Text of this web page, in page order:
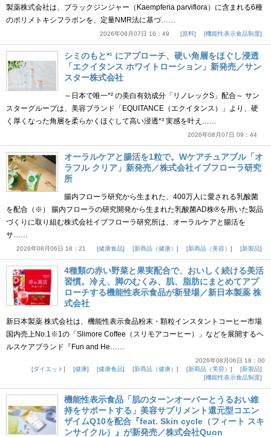
製薬株式会社は、ブラックジンジャー（Kaempferia parviflora）に含まれる6種
のポリメトキシフラボンを、定量NMR法に基づ……
2026年08月07日 16：49 原料 機能性表示食品制度
シミのもと*¹ にアプローチ、硬い角層をほぐし浸透
「エクイタンス ホワイトローション」新発売／サン
スター株式会社
～日本で唯一*² の美白有効成分「リノレックS」配合～ サン
スターグループは、美容ブランド「EQUITANCE（エクイタンス）」より、硬
く厚くなった角層を柔らかくほぐして高い浸透*³ 実感を叶え……
2026年08月07日 09：44
オーラルケアと腸活を1粒で。Wケアチュアブル「オ
ラフル クリア」新発売／株式会社イブフローラ研究
所
腸内フローラ研究から生まれた、400万人に愛される乳酸菌
を配合（※） 腸内フローラの研究開発から生まれた乳酸菌AD株®を用いた製品
づくりに取り組む株式会社イブフローラ研究所は、オーラルケアと腸活を
サ……
2026年08月06日 18：21 健康食品 新商品（健康） 新商品（美容） 新製品
4種類の赤い野菜と果実配合で、おいしく続ける美活
習慣。冷え、脚のむくみ、肌、脂肪にまとめてアプ
ローチする機能性表示食品が新登場／新日本製薬 株
式会社
新日本製薬 株式会社は、機能性表示食品粉末・顆粒インスタントコーヒー市場
国内売上No.1※1の「Slimore Coffee（スリモアコーヒー）」などを展開するヘ
ルスケアブランド『Fun and He……
2026年08月06日 18：00
ダイエット
健康 健康食品 新商品（健康） 新商品（美容）
新製品
機能性表示食品制度
機能性表示食品「肌のターンオーバーとうるおい維
持をサポートする」美容サプリメント還元型コエン
ザイムQ10を配合『feat. Skin cycle（フィート スキ
ンサイクル）』が新発売／株式会社Quon